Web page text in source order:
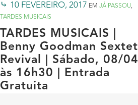
10 FEVEREIRO, 2017 EM JÁ PASSOU,
TARDES MUSICAIS
TARDES MUSICAIS |
Benny Goodman Sextet
Revival | Sábado, 08/04
às 16h30 | Entrada
Gratuita